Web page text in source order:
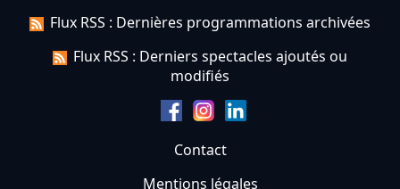
Flux RSS : Dernières programmations archivées
Flux RSS : Derniers spectacles ajoutés ou
modifiés
Contact
Mentions légales